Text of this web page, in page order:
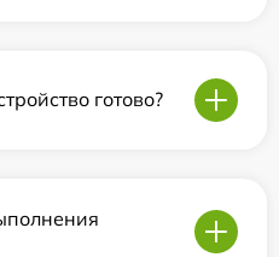
готово?